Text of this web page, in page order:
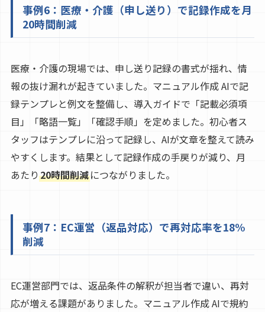
事例6：医療・介護（申し送り）で記録作成を月
20時間削減
医療・介護の現場では、申し送り記録の書式が揺れ、情
報の抜け漏れが起きていました。マニュアル作成 AIで記
録テンプレと例文を整備し、導入ガイドで「記載必須項
目」「略語一覧」「確認手順」を定めました。初心者ス
タッフはテンプレに沿って記録し、AIが文章を整えて読み
やすくします。結果として記録作成の手戻りが減り、月
あたり 20時間削減につながりました。
事例7：EC運営（返品対応）で再対応率を18%
削減
EC運営部門では、返品条件の解釈が担当者で違い、再対
応が増える課題がありました。マニュアル作成 AIで規約